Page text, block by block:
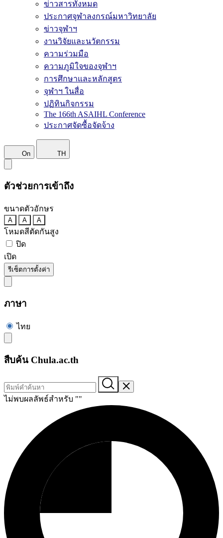
ข่าวสารทั้งหมด
ประกาศจุฬาลงกรณ์มหาวิทยาลัย
ข่าวจุฬาฯ
งานวิจัยและนวัตกรรม
ความร่วมมือ
ความภูมิใจของจุฬาฯ
การศึกษาและหลักสูตร
จุฬาฯ ในสื่อ
ปฏิทินกิจกรรม
The 166th ASAIHL Conference
ประกาศจัดซื้อจัดจ้าง
On TH
ตัวช่วยการเข้าถึง
ขนาดตัวอักษร
A A A
โหมดสีตัดกันสูง
ปิด
เปิด
รีเซ็ตการตั้งค่า
ภาษา
ไทย
สืบค้น Chula.ac.th
ไม่พบผลลัพธ์สำหรับ ""